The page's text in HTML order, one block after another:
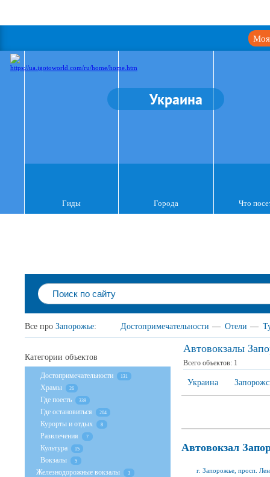
Моя
Украина
Гиды Города Что
Все про Запорожье: Достопримечательности — Отели —
Автовокзалы
Всего объектов: 1
Украина
Автовокзал
г. Запорожье, просп.
Категории объектов
Достопримечательности 131
Храмы 26
Где поесть 339
Где остановиться 204
Курорты и отдых 8
Развлечения 7
Культура 15
Вокзалы 5
Железнодорожные вокзалы 3